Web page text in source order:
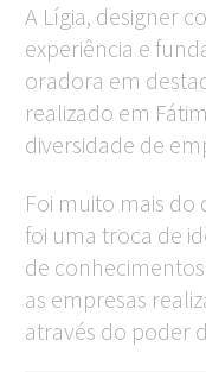
A Lígia, designer
experiência e
oradora em
realizado em
diversidade de
Foi muito mais
foi uma troca de
de
as empresas
através do poder